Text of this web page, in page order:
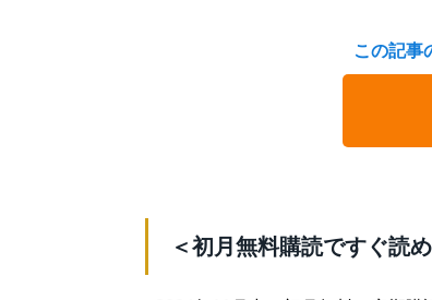
この記事
＜初月無料購読ですぐ読